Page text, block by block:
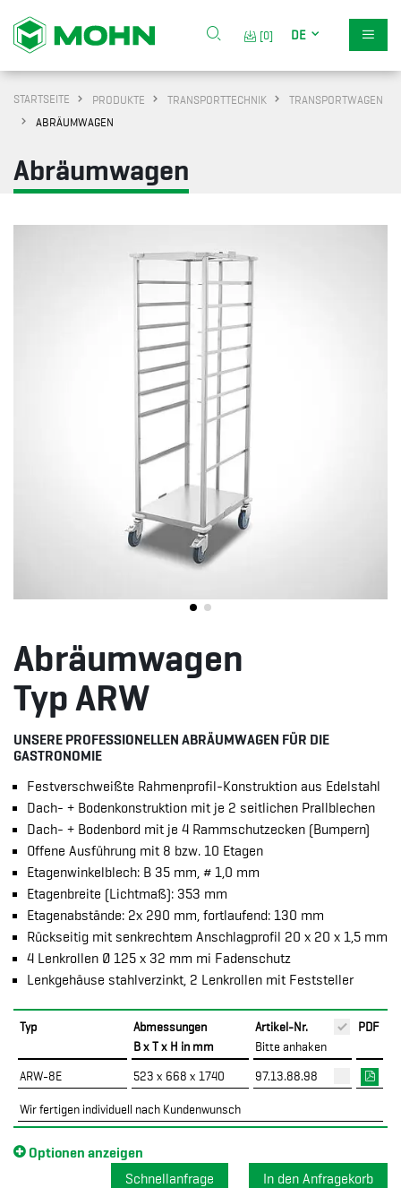
[0] DE
STARTSEITE PRODUKTE TRANSPORTTECHNIK
TRANSPORTWAGEN
ABRÄUMWAGEN
Abräumwagen
Abräumwagen
Typ ARW
UNSERE PROFESSIONELLEN ABRÄUMWAGEN FÜR DIE
GASTRONOMIE
Festverschweißte Rahmenprofil-Konstruktion aus Edelstahl
Dach- + Bodenkonstruktion mit je 2 seitlichen Prallblechen
Dach- + Bodenbord mit je 4 Rammschutzecken (Bumpern)
Offene Ausführung mit 8 bzw. 10 Etagen
Etagenwinkelblech: B 35 mm, # 1,0 mm
Etagenbreite (Lichtmaß): 353 mm
Etagenabstände: 2x 290 mm, fortlaufend: 130 mm
Rückseitig mit senkrechtem Anschlagprofil 20 x 20 x 1,5 mm
4 Lenkrollen Ø 125 x 32 mm mi Fadenschutz
Lenkgehäuse stahlverzinkt, 2 Lenkrollen mit Feststeller
Typ
Abmessungen
B x T x H in mm
Artikel-Nr.
Bitte anhaken
PDF
ARW-8E 523 x 668 x 1740 97.13.88.98
Wir fertigen individuell nach Kundenwunsch
Optionen anzeigen
Schnellanfrage